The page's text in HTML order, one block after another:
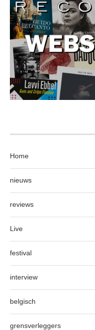
Home
nieuws
reviews
Live
festival
interview
belgisch
grensverleggers